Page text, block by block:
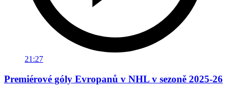
21:27
Premiérové góly Evropanů v NHL v sezoně 2025-26